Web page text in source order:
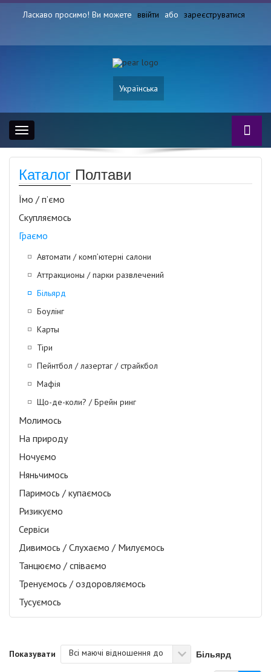
Ласкаво просимо! Ви можете ввійти або зареєструватися
Українська
Toggle
navigation
Каталог Полтави
Їмо / п’ємо
Скупляємось
Граємо
Автомати / комп’ютерні салони
Аттракционы / парки развлечений
Більярд
Боулінг
Карты
Тіри
Пейнтбол / лазертаг / страйкбол
Мафія
Що-де-коли? / Брейн ринг
Молимось
На природу
Ночуємо
Няньчимось
Паримось / купаємось
Ризикуємо
Сервіси
Дивимось / Слухаємо / Милуємось
Танцюємо / співаємо
Тренуємось / оздоровляємось
Тусуємось
Показувати Всі маючі відношення до Більярд